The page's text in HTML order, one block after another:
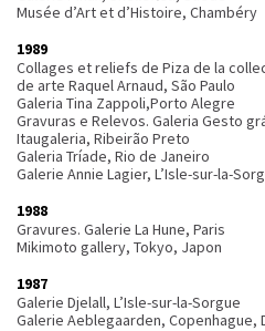
Musée d’Art et d’Histoire, Chambéry
1989
Collages et reliefs de Piza de la
de arte Raquel Arnaud, São Paulo
Galeria Tina Zappoli,Porto Alegre
Gravuras e Relevos. Galeria Gesto
Itaugaleria, Ribeirão Preto
Galeria Tríade, Rio de Janeiro
Galerie Annie Lagier, L’Isle-sur-la-
1988
Gravures. Galerie La Hune, Paris
Mikimoto gallery, Tokyo, Japon
1987
Galerie Djelall, L’Isle-sur-la-Sorgue
Galerie Aeblegaarden, Copenhague,